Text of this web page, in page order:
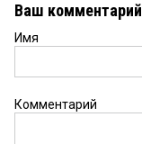
Ваш комментарий
Имя
Комментарий